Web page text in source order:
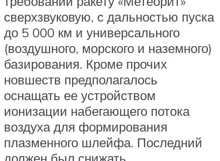
сверхзвуковую, с дальностью пуска
до 5 000 км и универсального
(воздушного, морского и наземного)
базирования. Кроме прочих
новшеств предполагалось
оснащать ее устройством
ионизации набегающего потока
воздуха для формирования
плазменного шлейфа. Последний